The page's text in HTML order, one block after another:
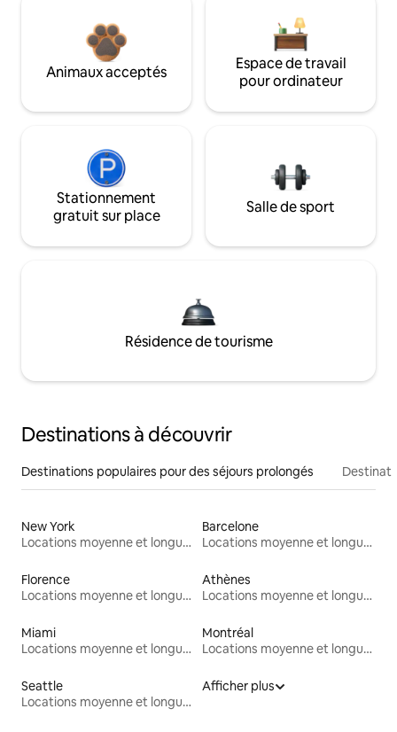
Animaux acceptés
Espace de travail
pour ordinateur
Stationnement
gratuit sur place
Salle de sport
Résidence de tourisme
Destinations à découvrir
Destinations populaires pour des séjours prolongés
New York
Locations moyenne et longue durée
Barcelone
Locations moyenne et longue durée
Florence
Locations moyenne et longue durée
Athènes
Locations moyenne et longue durée
Miami
Locations moyenne et longue durée
Montréal
Locations moyenne et longue durée
Seattle
Locations moyenne et longue durée
Afficher plus